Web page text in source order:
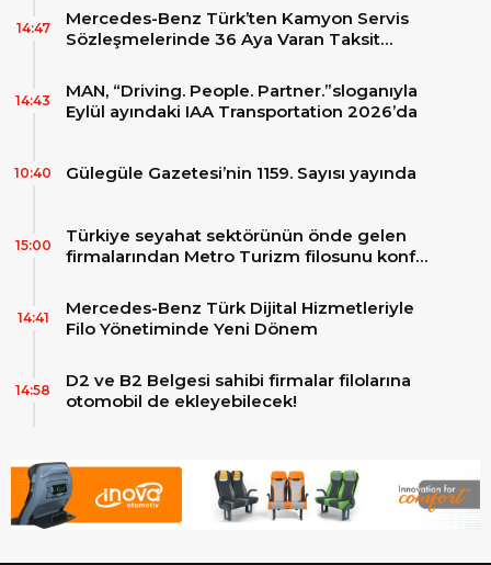
Mercedes-Benz Türk’ten Kamyon Servis
Sözleşmelerinde 36 Aya Varan Taksit
14:47
MAN, “Driving. People. Partner.”sloganıyla
Eylül ayındaki IAA Transportation 2026’da
14:43
Gülegüle Gazetesi’nin 1159. Sayısı yayında
10:40
Türkiye seyahat sektörünün önde gelen
firmalarından Metro Turizm filosunu konfor
MAN Skyliner ile güçlendirdi!
15:00
Mercedes-Benz Türk Dijital Hizmetleriyle
Filo Yönetiminde Yeni Dönem
14:41
D2 ve B2 Belgesi sahibi firmalar filolarına
otomobil de ekleyebilecek!
14:58